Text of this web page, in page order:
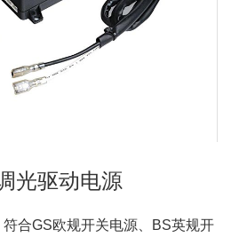
光驱动电源
合GS欧规开关电源、BS英规开